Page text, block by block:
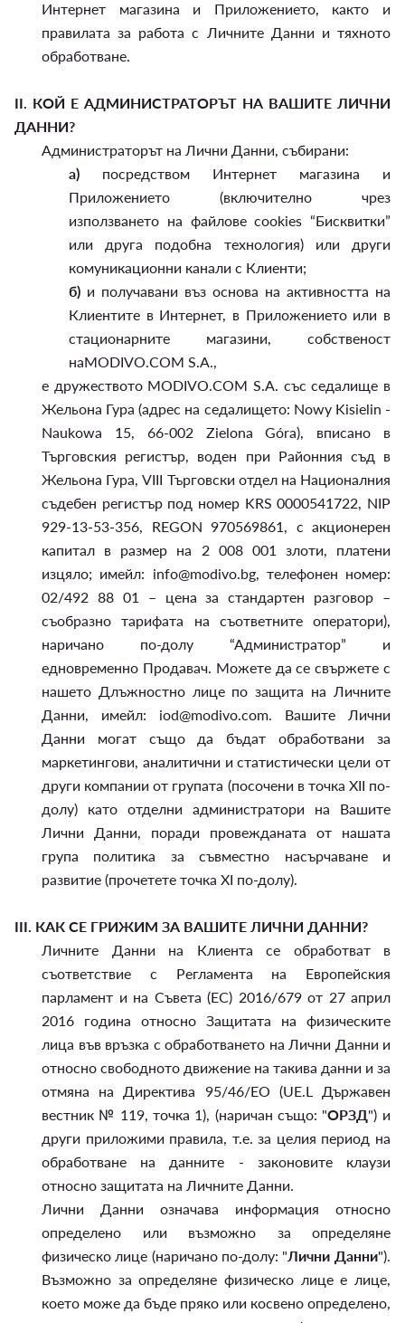
Интернет магазина и Приложението, както и
правилата за работа с Личните Данни и тяхното
обработване.
II. КОЙ Е АДМИНИСТРАТОРЪТ НА ВАШИТЕ ЛИЧНИ
ДАННИ?
Администраторът на Лични Данни, събирани:
а) посредством Интернет магазина и
Приложението (включително чрез
използването на файлове cookies “Бисквитки”
или друга подобна технология) или други
комуникационни канали с Клиенти;
б) и получавани въз основа на активността на
Клиентите в Интернет, в Приложението или в
стационарните магазини, собственост
наMODIVO.COM S.A.,
е дружеството MODIVO.COM S.A. със седалище в
Жельона Гура (адрес на седалището: Nowy Kisielin -
Naukowa 15, 66-002 Zielona Góra), вписано в
Търговския регистър, воден при Районния съд в
Жельона Гура, VIII Търговски отдел на Националния
съдебен регистър под номер KRS 0000541722, NIP
929-13-53-356, REGON 970569861, с акционерен
капитал в размер на 2 008 001 злоти, платени
изцяло; имейл: info@modivo.bg, телефонен номер:
02/492 88 01 – цена за стандартен разговор –
съобразно тарифата на съответните оператори),
наричано по-долу “Администратор” и
едновременно Продавач. Можете да се свържете с
нашето Длъжностно лице по защита на Личните
Данни, имейл: iod@modivo.com. Вашите Лични
Данни могат също да бъдат обработвани за
маркетингови, аналитични и статистически цели от
други компании от групата (посочени в точка XII по-
долу) като отделни администратори на Вашите
Лични Данни, поради провежданата от нашата
група политика за съвместно насърчаване и
развитие (прочетете точка XI по-долу).
III. КАК СЕ ГРИЖИМ ЗА ВАШИТЕ ЛИЧНИ ДАННИ?
Личните Данни на Клиента се обработват в
съответствие с Регламента на Европейския
парламент и на Съвета (ЕС) 2016/679 от 27 април
2016 година относно Защитата на физическите
лица във връзка с обработването на Лични Данни и
относно свободното движение на такива данни и за
отмяна на Директива 95/46/EО (UE.L Държавен
вестник № 119, точка 1), (наричан също: "ОРЗД") и
други приложими правила, т.е. за целия период на
обработване на данните - законовите клаузи
относно защитата на Личните Данни.
Лични Данни означава информация относно
определено или възможно за определяне
физическо лице (наричано по-долу: "Лични Данни").
Възможно за определяне физическо лице е лице,
което може да бъде пряко или косвено определено,